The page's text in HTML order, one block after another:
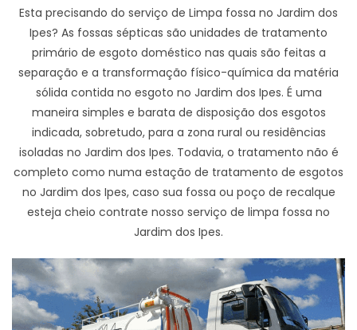
Esta precisando do serviço de Limpa fossa no Jardim dos
Ipes? As fossas sépticas são unidades de tratamento
primário de esgoto doméstico nas quais são feitas a
separação e a transformação físico-química da matéria
sólida contida no esgoto no Jardim dos Ipes. É uma
maneira simples e barata de disposição dos esgotos
indicada, sobretudo, para a zona rural ou residências
isoladas no Jardim dos Ipes. Todavia, o tratamento não é
completo como numa estação de tratamento de esgotos
no Jardim dos Ipes, caso sua fossa ou poço de recalque
esteja cheio contrate nosso serviço de limpa fossa no
Jardim dos Ipes.